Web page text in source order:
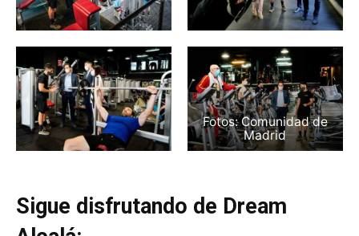
Fotos: Comunidad de
Madrid
Sigue disfrutando de Dream